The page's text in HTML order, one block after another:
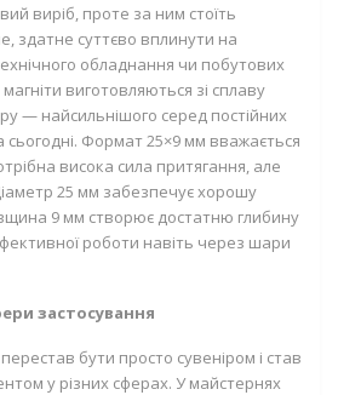
виріб, проте за ним стоїть
здатне суттєво вплинути на
обладнання чи побутових
виготовляються зі сплаву
— найсильнішого серед постійних
сьогодні. Формат 25×9 мм вважається
висока сила притягання, але
25 мм забезпечує хорошу
9 мм створює достатню глибину
роботи навіть через шари
застосування
бути просто сувеніром і став
у різних сферах. У майстернях